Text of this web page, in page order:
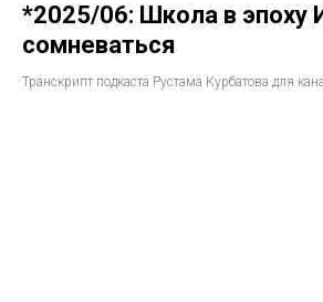
*2025/06: Школа в эпоху
сомневаться
Транскрипт подкаста Рустама Курбатова для